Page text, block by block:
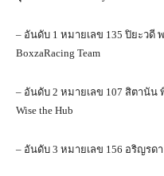
– อันดับ 1 หมายเลข 135 ปิยะวดี
BoxzaRacing Team
– อันดับ 2 หมายเลข 107 สิตานัน
Wise the Hub
– อันดับ 3 หมายเลข 156 อริญรด